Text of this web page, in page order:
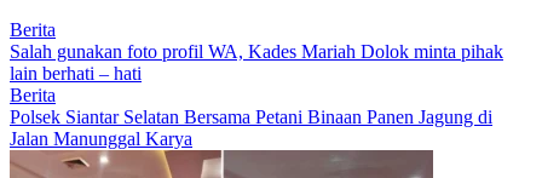
Berita
Salah gunakan foto profil WA, Kades Mariah Dolok minta pihak
lain berhati – hati
Berita
Polsek Siantar Selatan Bersama Petani Binaan Panen Jagung di
Jalan Manunggal Karya